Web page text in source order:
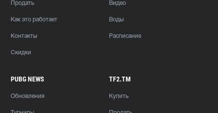
Продать
Как это работает
Контакты
Скидки
Видео
Воды
Расписание
PUBG NEWS
Обновления
TF2.TM
Купить